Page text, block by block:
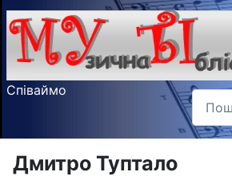
Співаймо Пошук
Type
Дмитро Туптало